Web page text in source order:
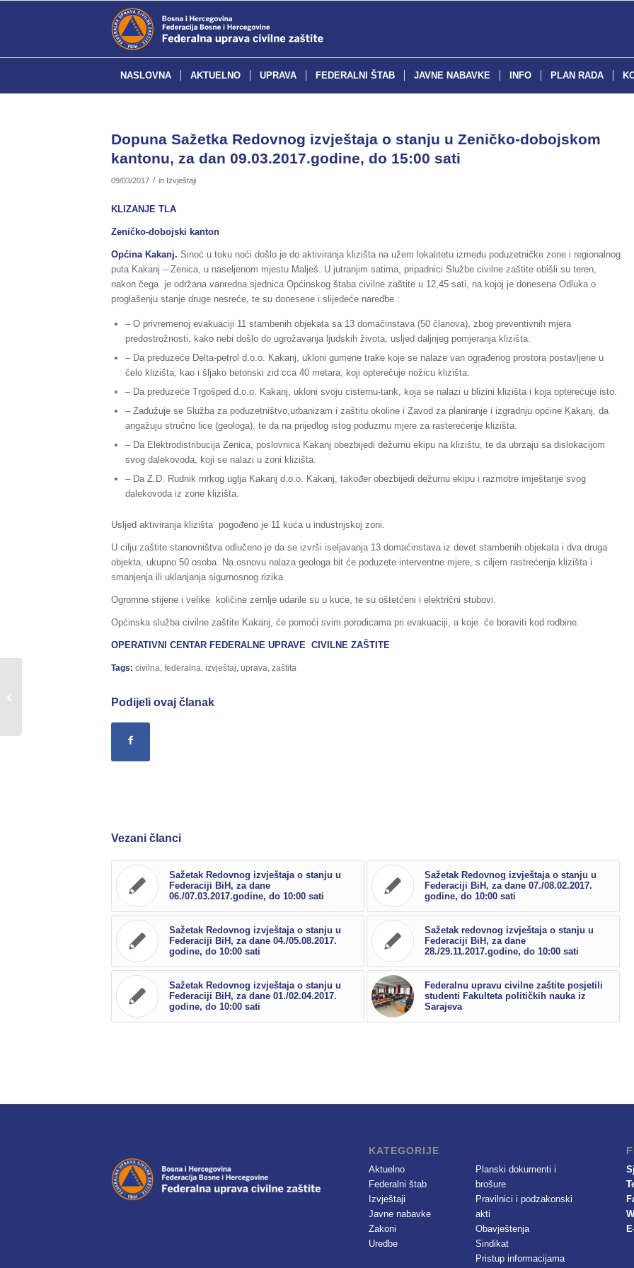
NASLOVNA AKTUELNO UPRAVA FEDERALNI ŠTAB JAVNE NABAVKE INFO PLAN RADA
Dopuna Sažetka Redovnog izvještaja o stanju u Zeničko-dobojskom
kantonu, za dan 09.03.2017.godine, do 15:00 sati
09/03/2017 / in Izvještaji
KLIZANJE TLA
Zeničko-dobojski kanton
Općina Kakanj. Sinoć u toku noći došlo je do aktiviranja klizišta na užem lokalitetu između poduzetničke zone i regionalnog
puta Kakanj – Zenica, u naseljenom mjestu Malješ. U jutranjim satima, pripadnici Službe civilne zaštite obišli su teren,
nakon čega je održana vanredna sjednica Općinskog štaba civilne zaštite u 12,45 sati, na kojoj je donesena Odluka o
proglašenju stanje druge nesreće, te su donesene i slijedeće naredbe :
– O privremenoj evakuaciji 11 stambenih objekata sa 13 domačinstava (50 članova), zbog preventivnih mjera
predostrožnosti, kako nebi došlo do ugrožavanja ljudskih života, usljed daljnjeg pomjeranja klizišta.
– Da preduzeće Delta-petrol d.o.o. Kakanj, ukloni gumene trake koje se nalaze van ograđenog prostora postavljene u
čelo klizišta, kao i šljako betonski zid cca 40 metara, koji opterečuje nožicu klizišta.
– Da preduzeće Trgošped d.o.o. Kakanj, ukloni svoju cisternu-tank, koja se nalazi u blizini klizišta i koja opterećuje isto.
– Zadužuje se Služba za poduzetništvo,urbanizam i zaštitu okoline i Zavod za planiranje i izgradnju općine Kakanj, da
angažuju stručno lice (geologa), te da na prijedlog istog poduzmu mjere za rasterećenje klizišta.
– Da Elektrodistribucija Zenica, poslovnica Kakanj obezbijedi dežurnu ekipu na klizištu, te da ubrzaju sa dislokacijom
svog dalekovoda, koji se nalazi u zoni klizišta.
– Da Z.D. Rudnik mrkog uglja Kakanj d.o.o. Kakanj, također obezbijedi dežurnu ekipu i razmotre imještanje svog
dalekovoda iz zone klizišta.
Usljed aktiviranja klizišta pogođeno je 11 kuća u industrijskoj zoni.
U cilju zaštite stanovništva odlučeno je da se izvrši iseljavanja 13 domaćinstava iz devet stambenih objekata i dva druga
objekta, ukupno 50 osoba. Na osnovu nalaza geologa bit će poduzete interventne mjere, s ciljem rastrećenja klizišta i
smanjenja ili uklanjanja sigurnosnog rizika.
Ogromne stijene i velike količine zemlje udarile su u kuće, te su oštetćeni i električni stubovi.
Općinska služba civilne zaštite Kakanj, će pomoći svim porodicama pri evakuaciji, a koje će boraviti kod rodbine.
OPERATIVNI CENTAR FEDERALNE UPRAVE CIVILNE ZAŠTITE
Tags: civilna federalna izvještaj uprava zaštita
Podijeli ovaj članak
Vezani članci
Sažetak Redovnog izvještaja o stanju u
Federaciji BiH, za dane
06./07.03.2017.godine, do 10:00 sati
Sažetak Redovnog izvještaja o stanju u
Federaciji BiH, za dane 07./08.02.2017.
godine, do 10:00 sati
Sažetak Redovnog izvještaja o stanju u
Federaciji BiH, za dane 04./05.08.2017.
godine, do 10:00 sati
Sažetak redovnog izvještaja o stanju u
Federaciji BiH, za dane
28./29.11.2017.godine, do 10:00 sati
Sažetak Redovnog izvještaja o stanju u
Federaciji BiH, za dane 01./02.04.2017.
godine, do 10:00 sati
Federalnu upravu civilne zaštite posjetili
studenti Fakulteta političkih nauka iz
Sarajeva
KATEGORIJE
Aktuelno
Federalni štab
Izvještaji
Javne nabavke
Zakoni
Uredbe
Planski dokumenti i
brošure
Pravilnici i podzakonski
akti
Obavještenja
Sindikat
Pristup informacijama
u Federaciji BiH, za dane